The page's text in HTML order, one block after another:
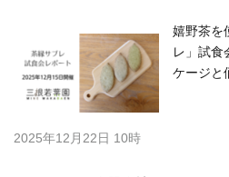
嬉野茶を
レ」試食
ケージと
2025年12月22日 10時